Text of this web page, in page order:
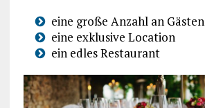
eine große Anzahl an Gästen
eine exklusive Location
ein edles Restaurant